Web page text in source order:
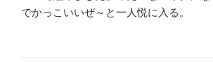
でかっこいいぜ～と一人悦に入る。